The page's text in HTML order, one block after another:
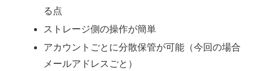
る点
ストレージ側の操作が簡単
アカウントごとに分散保管が可能（今回の場合
メールアドレスごと）